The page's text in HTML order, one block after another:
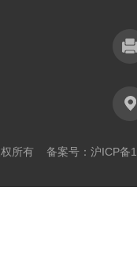
权所有 备案号：沪ICP备